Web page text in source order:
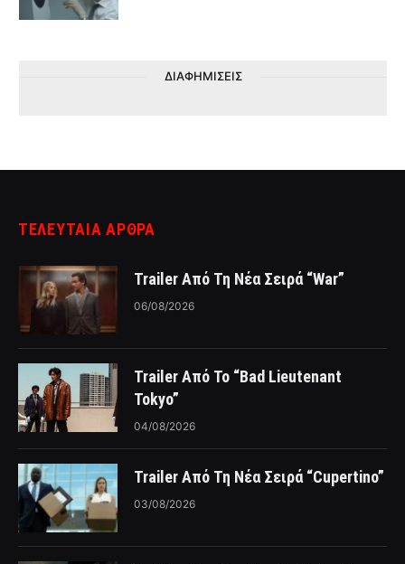
ΔΙΑΦΗΜΙΣΕΙΣ
ΤΕΛΕΥΤΑΙΑ ΑΡΘΡΑ
Trailer Από Τη Νέα Σειρά “War”
06/08/2026
Trailer Από Το “Bad Lieutenant
Tokyo”
04/08/2026
Trailer Από Τη Νέα Σειρά “Cupertino”
03/08/2026